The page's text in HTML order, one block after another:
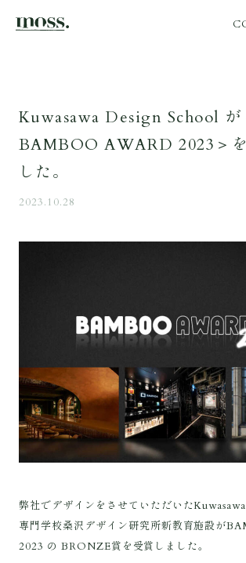
Kuwasawa Design School が
BAMBOO AWARD 2023＞
した。
2023.10.28
弊社でデザインをさせていただいた
専門学校桑沢デザイン研究所新教育施設が
2023 の BRONZE賞を受賞しました。